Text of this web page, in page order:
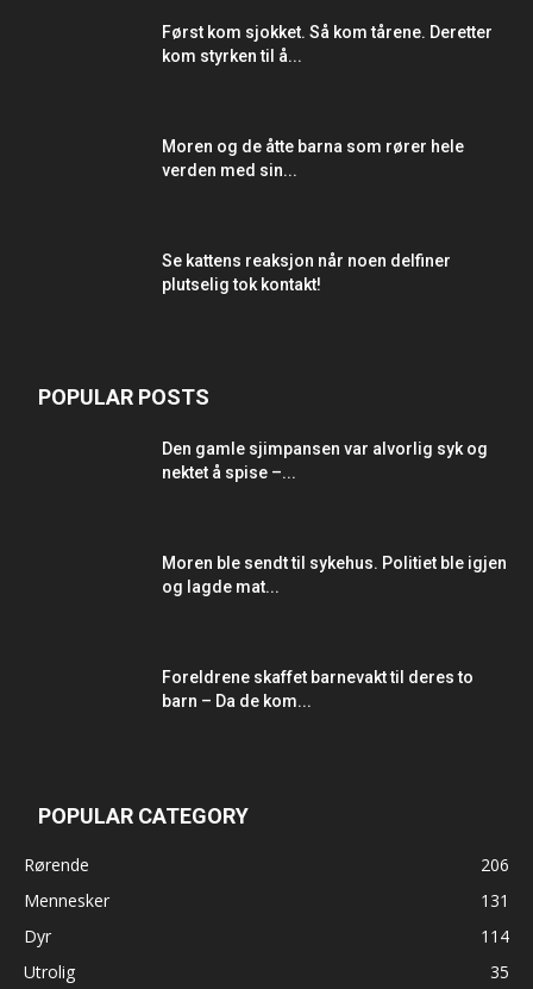
Først kom sjokket. Så kom tårene. Deretter
kom styrken til å...
Moren og de åtte barna som rører hele
verden med sin...
Se kattens reaksjon når noen delfiner
plutselig tok kontakt!
POPULAR POSTS
Den gamle sjimpansen var alvorlig syk og
nektet å spise –...
Moren ble sendt til sykehus. Politiet ble igjen
og lagde mat...
Foreldrene skaffet barnevakt til deres to
barn – Da de kom...
POPULAR CATEGORY
Rørende
206
Mennesker
131
Dyr
114
Utrolig
35